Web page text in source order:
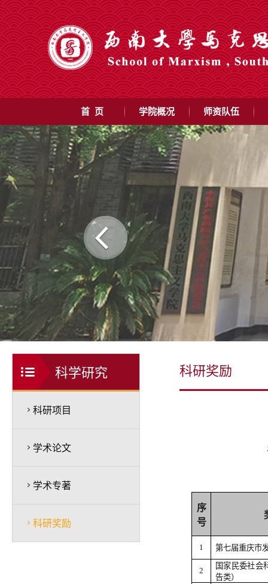
首 页 学院概况 师资队伍
科学研究
科研项目
学术论文
学术专著
科研奖励
科研奖励
序
号
1 第七届重庆市
2
国家民委社会
告类）